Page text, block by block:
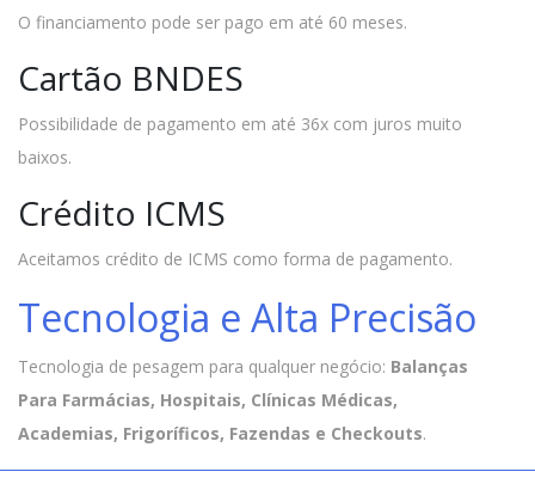
O financiamento pode ser pago em até 60 meses.
Cartão BNDES
Possibilidade de pagamento em até 36x com juros muito
baixos.
Crédito ICMS
Aceitamos crédito de ICMS como forma de pagamento.
Tecnologia e Alta Precisão
Tecnologia de pesagem para qualquer negócio: Balanças
Para Farmácias, Hospitais, Clínicas Médicas,
Academias, Frigoríficos, Fazendas e Checkouts.